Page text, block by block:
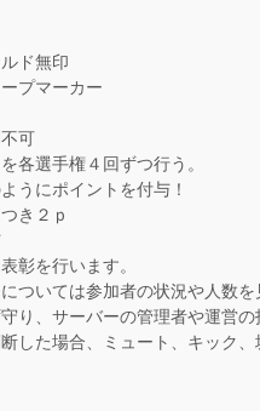
ド無印
プマーカー
可
各選手権４回ずつ行う。
うにポイントを付与！
き２ｐ
彰を行います。
ついては参加者の状況や人数を
り、サーバーの管理者や運営の
した場合、ミュート、キック、